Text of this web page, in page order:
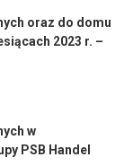
oraz do domu
2023 r. –
w
PSB Handel